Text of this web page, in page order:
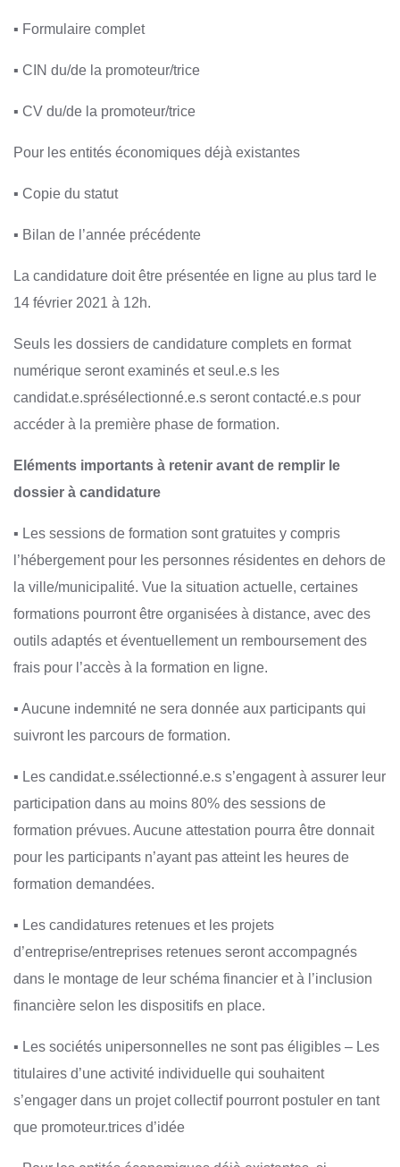
▪ Formulaire complet
▪ CIN du/de la promoteur/trice
▪ CV du/de la promoteur/trice
Pour les entités économiques déjà existantes
▪ Copie du statut
▪ Bilan de l’année précédente
La candidature doit être présentée en ligne au plus tard le
14 février 2021 à 12h.
Seuls les dossiers de candidature complets en format
numérique seront examinés et seul.e.s les
candidat.e.sprésélectionné.e.s seront contacté.e.s pour
accéder à la première phase de formation.
Eléments importants à retenir avant de remplir le
dossier à candidature
▪ Les sessions de formation sont gratuites y compris
l’hébergement pour les personnes résidentes en dehors de
la ville/municipalité. Vue la situation actuelle, certaines
formations pourront être organisées à distance, avec des
outils adaptés et éventuellement un remboursement des
frais pour l’accès à la formation en ligne.
▪ Aucune indemnité ne sera donnée aux participants qui
suivront les parcours de formation.
▪ Les candidat.e.ssélectionné.e.s s’engagent à assurer leur
participation dans au moins 80% des sessions de
formation prévues. Aucune attestation pourra être donnait
pour les participants n’ayant pas atteint les heures de
formation demandées.
▪ Les candidatures retenues et les projets
d’entreprise/entreprises retenues seront accompagnés
dans le montage de leur schéma financier et à l’inclusion
financière selon les dispositifs en place.
▪ Les sociétés unipersonnelles ne sont pas éligibles – Les
titulaires d’une activité individuelle qui souhaitent
s’engager dans un projet collectif pourront postuler en tant
que promoteur.trices d’idée